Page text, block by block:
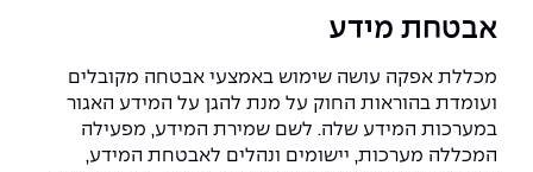
אבטחת מידע
מכללת אפקה עושה שימוש באמצעי אבטחה מקובלים
ועומדת בהוראות החוק על מנת להגן על המידע האגור
במערכות המידע שלה. לשם שמירת המידע, מפעילה
המכללה מערכות, יישומים ונהלים לאבטחת המידע,